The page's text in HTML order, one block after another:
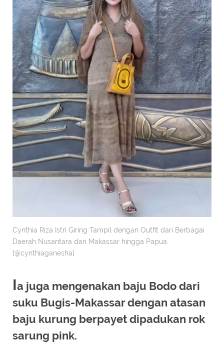
Cynthia Riza Istri Giring Tampil dengan Outfit dari Berbagai
Daerah Nusantara dari Makassar hingga Papua.
[@cynthiaganesha]
Ia juga mengenakan baju Bodo dari
suku Bugis-Makassar dengan atasan
baju kurung berpayet dipadukan rok
sarung pink.